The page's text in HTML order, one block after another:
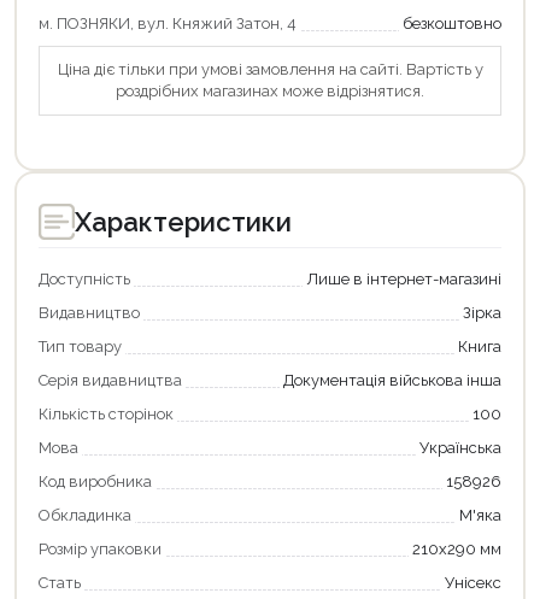
м. ПОЗНЯКИ, вул. Княжий Затон, 4
безкоштовно
Ціна діє тільки при умові замовлення на сайті. Вартість у
роздрібних магазинах може відрізнятися.
Характеристики
Доступність
Лише в інтернет-магазині
Видавництво
Зірка
Тип товару
Книга
Серія видавництва
Документація військова інша
Кількість сторінок
100
Мова
Українська
Код виробника
158926
Обкладинка
М'яка
Розмір упаковки
210х290 мм
Стать
Унісекс
Продовжити покупки
Оформити замовлення